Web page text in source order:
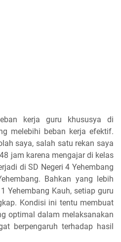
kerja guru khususya di
melebihi beban kerja efektif.
saya, salah satu rekan saya
jam karena mengajar di kelas
di SD Negeri 4 Yehembang
Bahkan yang lebih
Yehembang Kauh, setiap guru
Kondisi ini tentu membuat
optimal dalam melaksanakan
berpengaruh terhadap hasil